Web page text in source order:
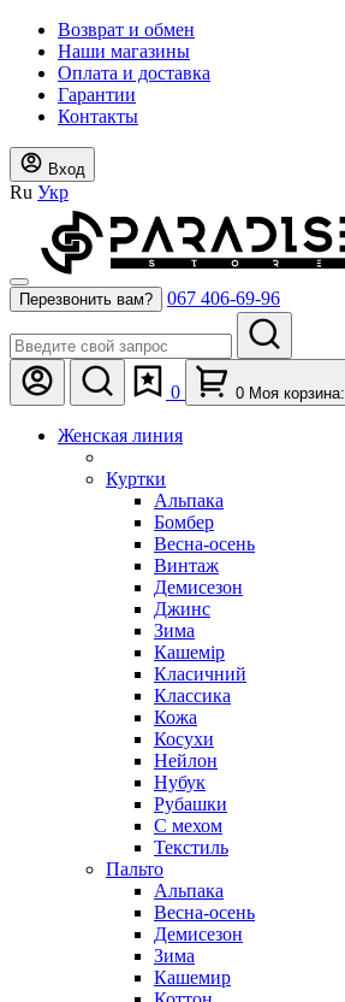
Возврат и обмен
Наши магазины
Оплата и доставка
Гарантии
Контакты
Вход
Ru Укр
Перезвонить вам? 067 406-69-96
0 0 Моя корзина:
Женская линия
Куртки
Альпака
Бомбер
Весна-осень
Винтаж
Демисезон
Джинс
Зима
Кашемір
Класичний
Классика
Кожа
Косухи
Нейлон
Нубук
Рубашки
С мехом
Текстиль
Пальто
Альпака
Весна-осень
Демисезон
Зима
Кашемир